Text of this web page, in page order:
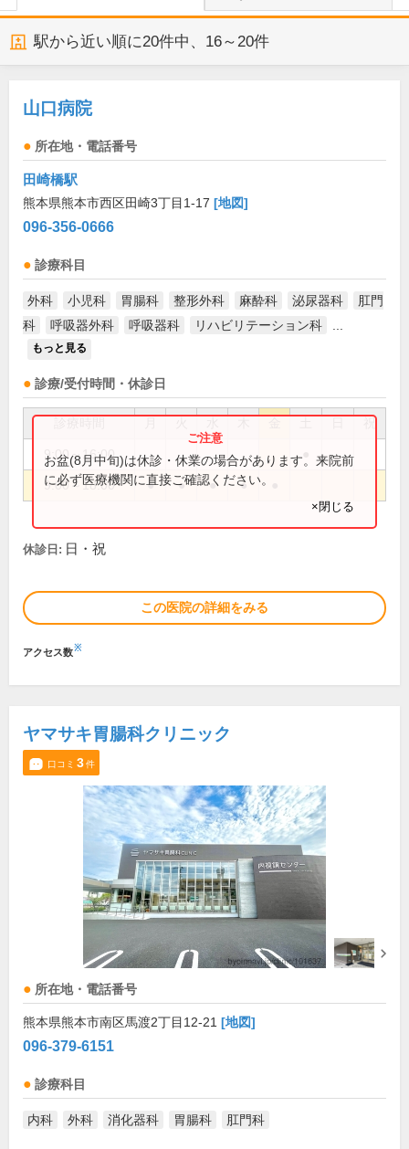
駅から近い順に20件中、 16～20件
山口病院
所在地・電話番号
田崎橋駅
熊本県熊本市西区田崎3丁目1-17 [地図]
096-356-0666
診療科目
外科 小児科 胃腸科 整形外科 麻酔科 泌尿器科
肛門
科
呼吸器外科 呼吸器科 リハビリテーション科
もっと見る
診療/受付時間・休診日
祝
9:00～16:00
9:00～18:00 ● ● ● ●
お盆(8月中旬)は休診・休業の場合があります。来院前
に必ず医療機関に直接ご確認ください。
×閉じる
休診日: 日・祝
この医院の詳細をみる
アクセス数※
ヤマサキ胃腸科クリニック
口コミ 3件
所在地・電話番号
熊本県熊本市南区馬渡2丁目12-21 [地図]
096-379-6151
診療科目
内科 外科 消化器科 胃腸科 肛門科